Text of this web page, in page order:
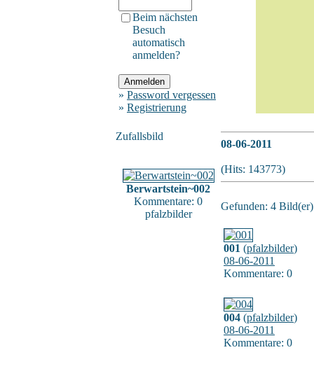
Beim nächsten
Besuch
automatisch
anmelden?
» Password vergessen
» Registrierung
Zufallsbild
Berwartstein~002
Kommentare: 0
pfalzbilder
08-06-2011
(Hits: 143773)
Gefunden: 4
001 (pfalzbilder)
08-06-2011
Kommentare: 0
004 (pfalzbilder)
08-06-2011
Kommentare: 0